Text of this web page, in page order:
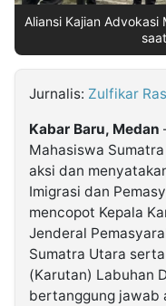
Kabarbaru.co
2026
Kabarbaru
Media
Holding
Aliansi Kajian Advokasi
Jurnalis: Zulfikar
Kabar Baru, Medan
Mahasiswa
aksi dan
Imigrasi dan
mencopot Kepala
Jenderal
Sumatra Utara
(Karutan) Labuhan
bertanggung jawab